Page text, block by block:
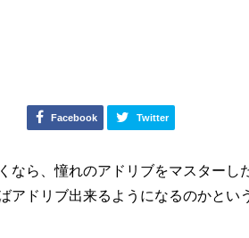
Facebook Twitter
ら、憧れのアドリブをマスターし
アドリブ出来るようになるのかとい